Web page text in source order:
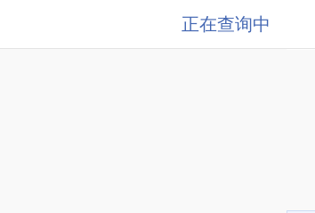
正在查询中